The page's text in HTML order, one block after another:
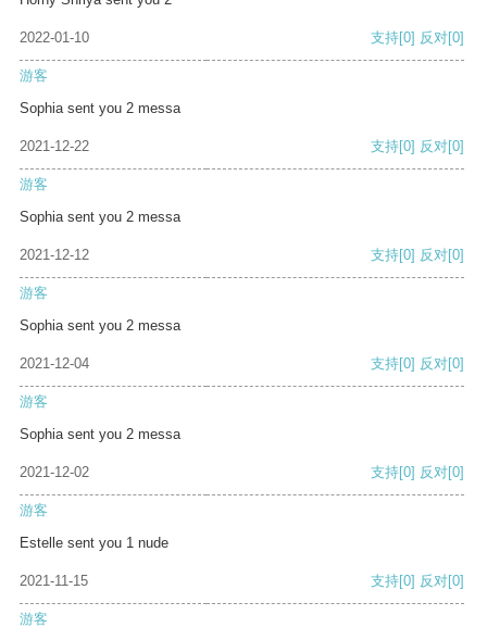
2022-01-10 支持[0] 反对[0]
游客
Sophia sent you 2 messa
2021-12-22 支持[0] 反对[0]
游客
Sophia sent you 2 messa
2021-12-12 支持[0] 反对[0]
游客
Sophia sent you 2 messa
2021-12-04 支持[0] 反对[0]
游客
Sophia sent you 2 messa
2021-12-02 支持[0] 反对[0]
游客
Estelle sent you 1 nude
2021-11-15 支持[0] 反对[0]
游客